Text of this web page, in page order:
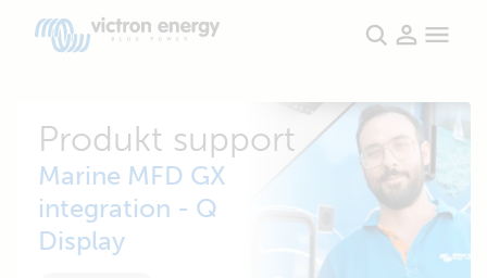
Produkt support
Marine MFD GX
integration - Q
Display